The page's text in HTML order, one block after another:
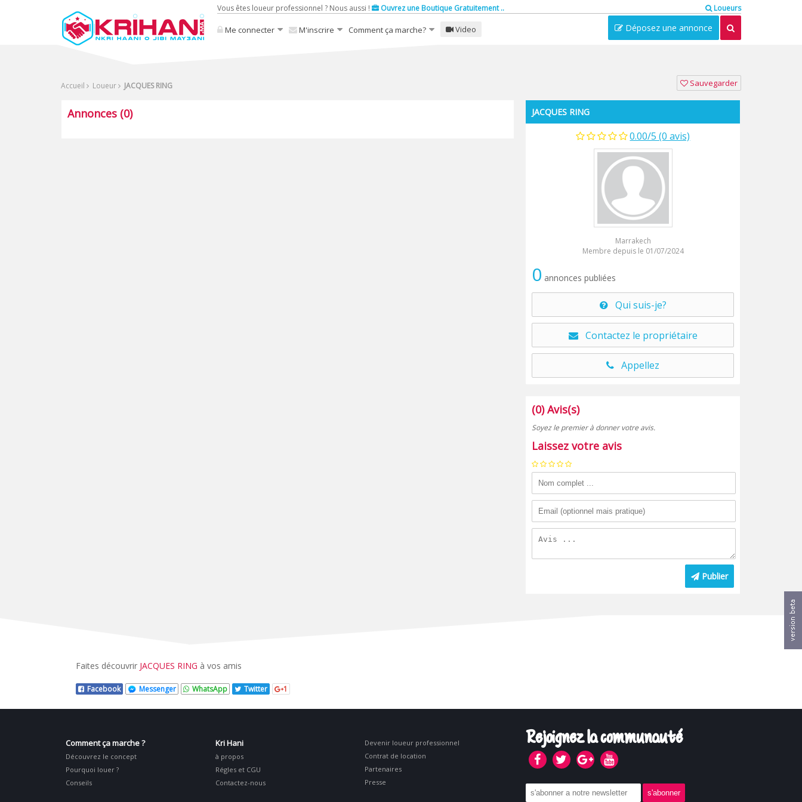
Vous êtes loueur professionnel ? Nous aussi ! Ouvrez une Boutique Gratuitement .. Loueurs
Me connecter M'inscrire Comment ça marche? Video Déposez une annonce
Accueil Loueur JACQUES RING Sauvegarder
Annonces (0) JACQUES RING
0.00/5 (0 avis)
Marrakech
Membre depuis le 01/07/2024
0 annonces publiées
Qui suis-je?
Contactez le propriétaire
Appellez
(0) Avis(s)
Soyez le premier à donner votre avis.
Laissez votre avis
Publier
Faites découvrir JACQUES RING à vos amis
Facebook Messenger WhatsApp Twitter 1
Comment ça marche ?
Découvrez le concept
Pourquoi louer ?
Conseils
Kri Hani
à propos
Régles et CGU
Contactez-nous
Devenir loueur professionnel
Contrat de location
Partenaires
Presse
Rejoignez la communauté